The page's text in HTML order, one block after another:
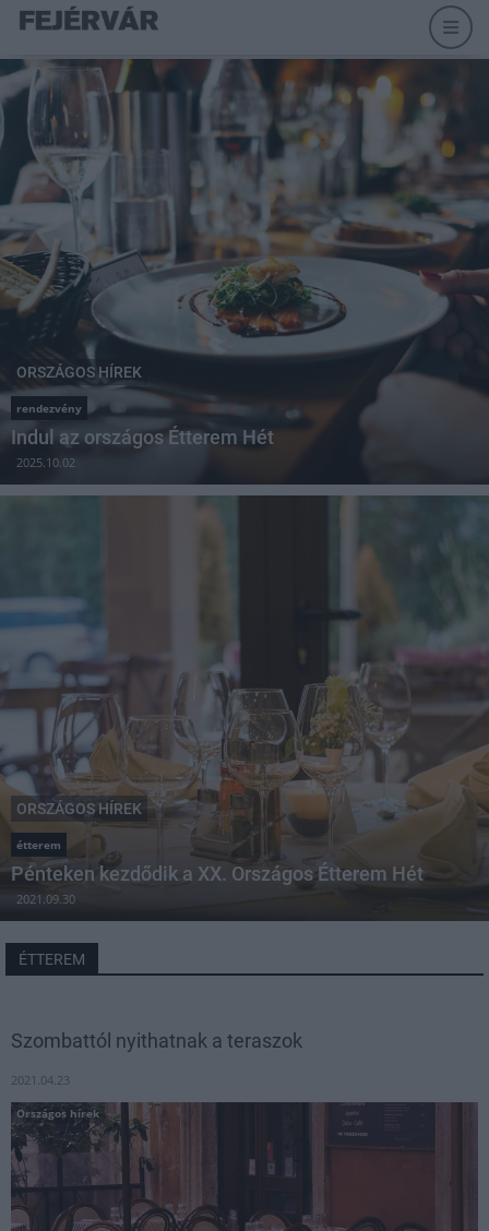
ORSZÁGOS HÍREK
rendezvény
Indul az országos Étterem Hét
2025.10.02
ORSZÁGOS HÍREK
étterem
Pénteken kezdődik a XX. Országos Étterem Hét
2021.09.30
ÉTTEREM
Szombattól nyithatnak a teraszok
2021.04.23
Országos hírek